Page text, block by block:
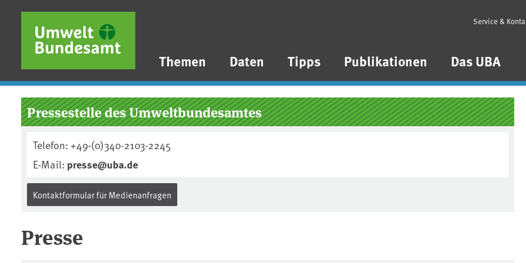
Direkt zum Inhalt
Direkt zum Hauptmenü
Direkt zur Fußzeile
Themen Daten Tipps Publikationen Das UBA
Service &
Pressestelle des Umweltbundesamtes
Telefon: +49-(0)340-2103-2245
E-Mail: presse@uba.de
Kontaktformular für Medienanfragen
Presse